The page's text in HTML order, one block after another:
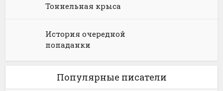
Тоннельная крыса
История очередной
попаданки
Популярные писатели